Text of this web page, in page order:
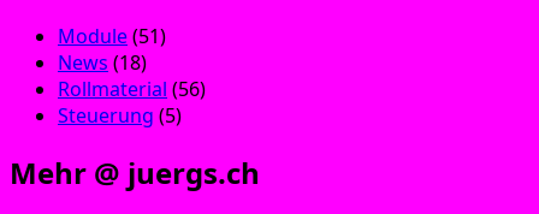
Module(51)
News (18)
Rollmaterial (56)
Steuerung (5)
Mehr @ juergs.ch